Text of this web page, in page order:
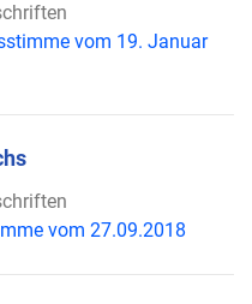
vom 19. Januar
vom 27.09.2018